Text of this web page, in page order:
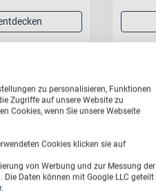
zu personalisieren, Funktionen
Zugriffe auf unsere Website zu
Cookies, wenn Sie unsere Webseite
Cookies klicken sie auf
von Werbung und zur Messung der
Daten können mit Google LLC geteilt
.